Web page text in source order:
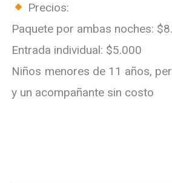
Precios:
Paquete por ambas noches:
Entrada individual: $5.000
Niños menores de 11 años,
y un acompañante sin costo